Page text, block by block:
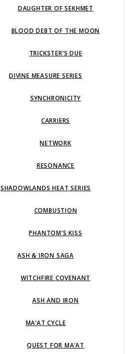
DAUGHTER OF SEKHMET
BLOOD DEBT OF THE MOON
TRICKSTER’S DUE
DIVINE MEASURE SERIES
SYNCHRONICITY
CARRIERS
NETWORK
RESONANCE
SHADOWLANDS HEAT SERIES
COMBUSTION
PHANTOM’S KISS
ASH & IRON SAGA
WITCHFIRE COVENANT
ASH AND IRON
MA’AT CYCLE
QUEST FOR MA’AT